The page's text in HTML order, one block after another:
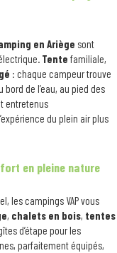
en Ariège sont
Tente familiale,
: chaque campeur trouve
de l’eau, au pied des
entretenus
du plein air plus
en pleine nature
les campings VAP vous
, chalets en bois, tentes
d’étape pour les
parfaitement équipés,